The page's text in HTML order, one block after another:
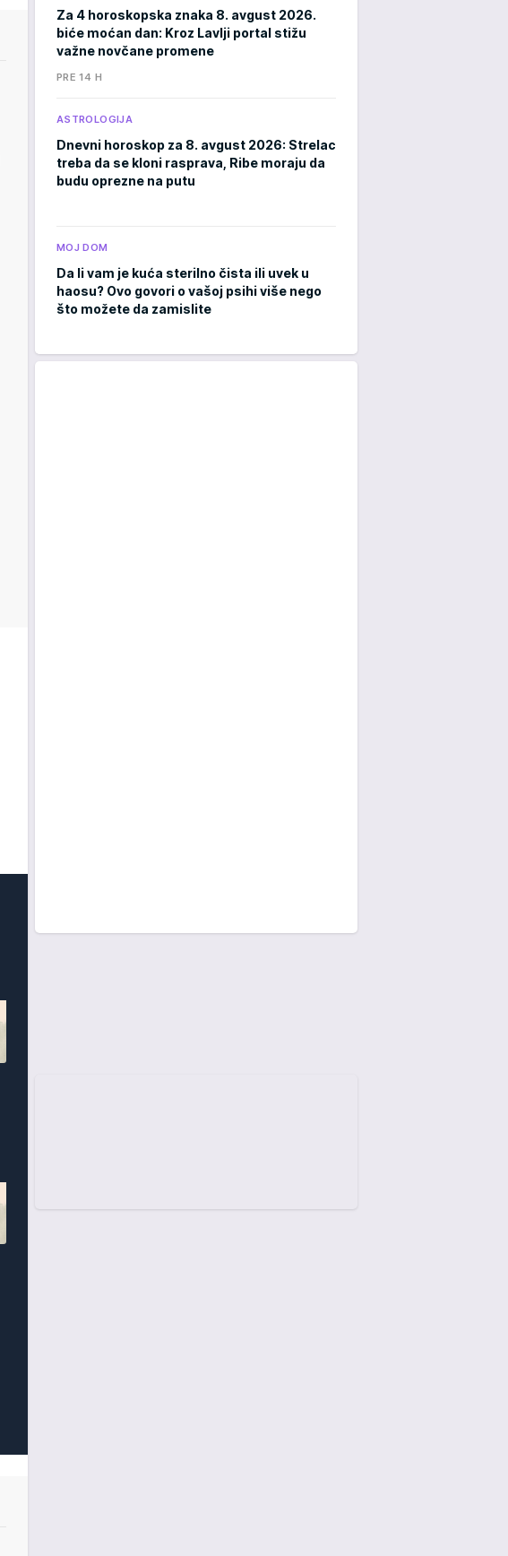
Za 4 horoskopska znaka 8. avgust 2026.
biće moćan dan: Kroz Lavlji portal stižu
važne novčane promene
PRE 14 H
ASTROLOGIJA
Dnevni horoskop za 8. avgust 2026: Strelac
treba da se kloni rasprava, Ribe moraju da
budu oprezne na putu
MOJ DOM
Da li vam je kuća sterilno čista ili uvek u
haosu? Ovo govori o vašoj psihi više nego
što možete da zamislite